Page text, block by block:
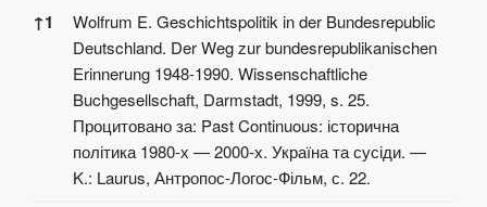
Примітки
↑1
Wolfrum E. Geschichtspolitik in der Bundesrepublic
Deutschland. Der Weg zur bundesrepublikanischen
Erinnerung 1948-1990. Wissenschaftliche
Buchgesellschaft, Darmstadt, 1999, s. 25.
Процитовано за: Past Continuous: історична
політика 1980-х — 2000-х. Україна та сусіди. —
K.: Laurus, Антропос-Логос-Фільм, с. 22.